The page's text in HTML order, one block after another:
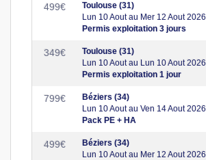
499€
Toulouse (31)
Lun 10 Aout au Mer 12 Aout 2026
Permis exploitation 3 jours
349€
Toulouse (31)
Lun 10 Aout au Lun 10 Aout 2026
Permis exploitation 1 jour
799€
Béziers (34)
Lun 10 Aout au Ven 14 Aout 2026
Pack PE + HA
499€
Béziers (34)
Lun 10 Aout au Mer 12 Aout 2026